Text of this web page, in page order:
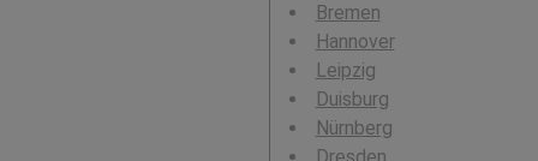
Bremen
Hannover
Leipzig
Duisburg
Nürnberg